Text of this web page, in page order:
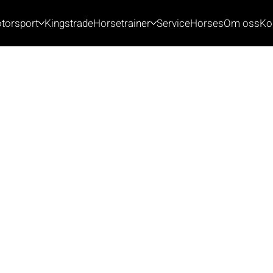
KingstradeHorsetrainer ServiceHorsesOm oss